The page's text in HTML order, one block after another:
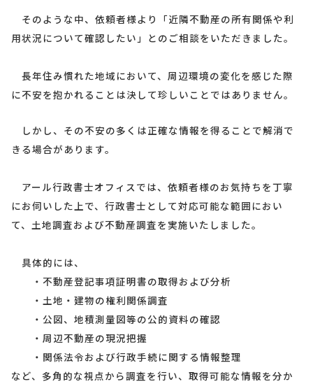
そのような中、依頼者様より「近隣不動産の所有関係や利
用状況について確認したい」とのご相談をいただきました。
長年住み慣れた地域において、周辺環境の変化を感じた際
に不安を抱かれることは決して珍しいことではありません。
しかし、その不安の多くは正確な情報を得ることで解消で
きる場合があります。
アール行政書士オフィスでは、依頼者様のお気持ちを丁寧
にお伺いした上で、行政書士として対応可能な範囲におい
て、土地調査および不動産調査を実施いたしました。
具体的には、
・不動産登記事項証明書の取得および分析
・土地・建物の権利関係調査
・公図、地積測量図等の公的資料の確認
・周辺不動産の現況把握
・関係法令および行政手続に関する情報整理
など、多角的な視点から調査を行い、取得可能な情報を分か